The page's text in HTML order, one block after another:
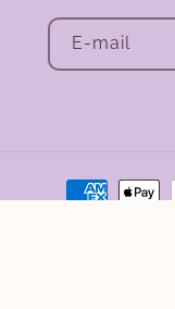
E‑mail
Betaalmethoden